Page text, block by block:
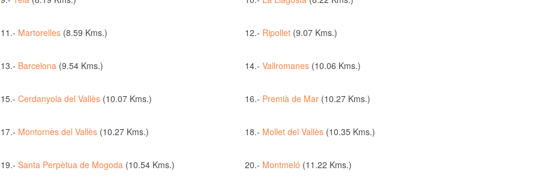
11.- Martorelles(8.59 Kms.) 12.- Ripollet (9.07 Kms.)
13.- Barcelona(9.54 Kms.) 14.-Vallromanes (10.06 Kms.)
15.- Cerdanyola del Vallès(10.07 Kms.) 16.- Premià de Mar (10.27 Kms.)
17.- Montornès del Vallès(10.27 Kms.) 18.- Mollet del Vallès (10.35 Kms.)
19.- Santa Perpètua de Mogoda(10.54 Kms.) 20.- Montmeló (11.22 Kms.)